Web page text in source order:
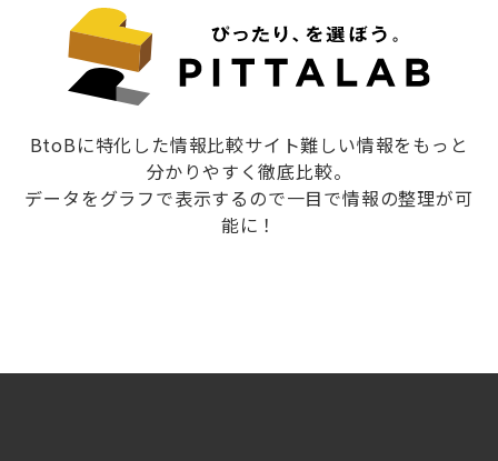
BtoBに特化した情報比較サイト難しい情報をもっと
分かりやすく徹底比較。
データをグラフで表示するので一目で情報の整理が可
能に！